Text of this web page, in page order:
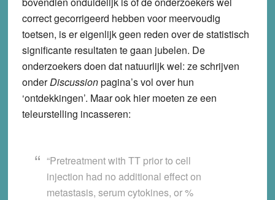
correct gecorrigeerd hebben voor meervoudig
toetsen, is er eigenlijk geen reden over de statistisch
significante resultaten te gaan jubelen. De
onderzoekers doen dat natuurlijk wel: ze schrijven
onderDiscussionpagina’s vol over hun
‘ontdekkingen’. Maar ook hier moeten ze een
teleurstelling incasseren:
“Pretreatment with TT prior to cell
injection had no additional effect on
metastasis, serum cytokines, or %